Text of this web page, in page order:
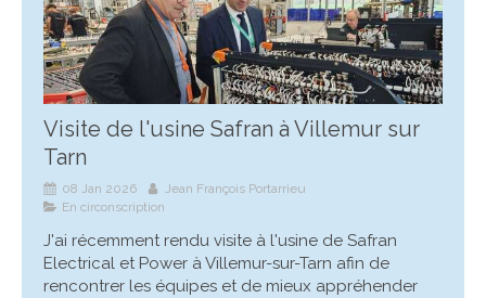
Visite de l'usine Safran à Villemur sur
Tarn
08 Jan 2026
Jean François Portarrieu
En circonscription
J'ai récemment rendu visite à l'usine de Safran
Electrical et Power à Villemur-sur-Tarn afin de
rencontrer les équipes et de mieux appréhender